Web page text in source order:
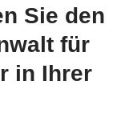
Sie den
für
in Ihrer